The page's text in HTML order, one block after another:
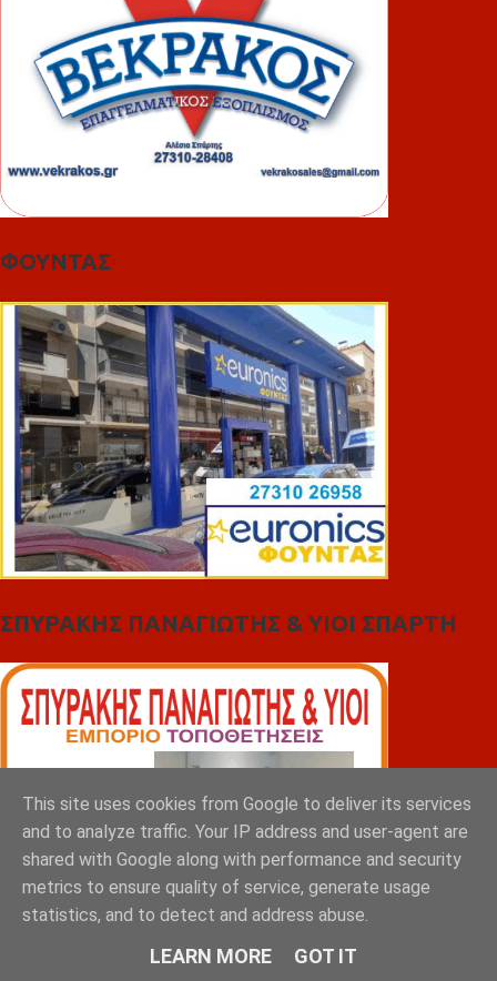
ΦΟΥΝΤΑΣ
ΣΠΥΡΑΚΗΣ ΠΑΝΑΓΙΩΤΗΣ & YIOI ΣΠΑΡΤΗ
This site uses cookies from Google to deliver its services
and to analyze traffic. Your IP address and user-agent are
shared with Google along with performance and security
metrics to ensure quality of service, generate usage
statistics, and to detect and address abuse.
LEARN MORE GOT IT